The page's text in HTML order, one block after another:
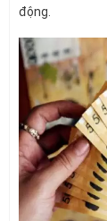
động.